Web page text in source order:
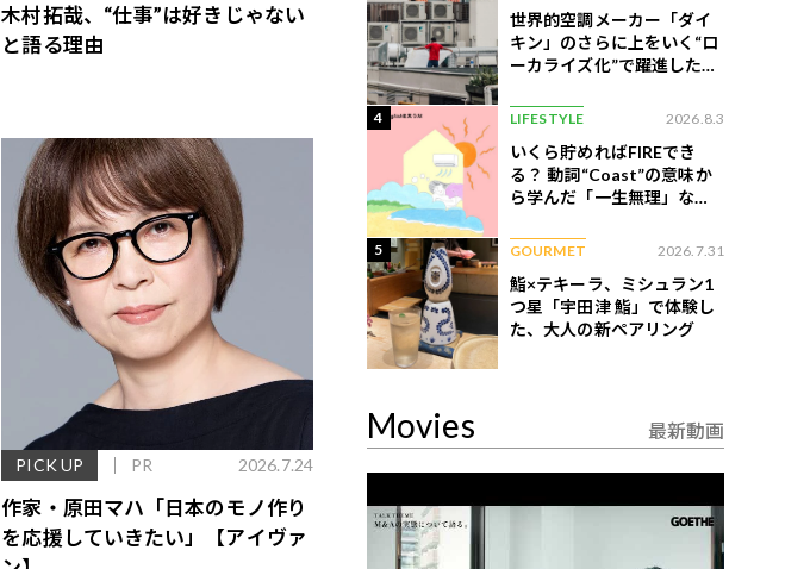
木村拓哉、“仕事”は好きじゃない
と語る理由
PICK UP PR 2026.7.24
作家・原田マハ「日本のモノ作り
を応援していきたい」【アイヴァ
世界的空調メーカー「ダイ
キン」のさらに上をいく“ロ
ーカライズ化”で躍進したイ
4 LIFESTYLE 2026.8.3
いくら貯めればFIREでき
る？ 動詞“Coast”の意味か
ら学んだ「一生無理」な切
5 GOURMET 2026.7.31
鮨×テキーラ、ミシュラン1
つ星「宇田津 鮨」で体験し
た、大人の新ペアリング
Movies 最新動画